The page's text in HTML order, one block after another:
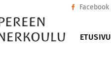
Facebook
ETUSIVU